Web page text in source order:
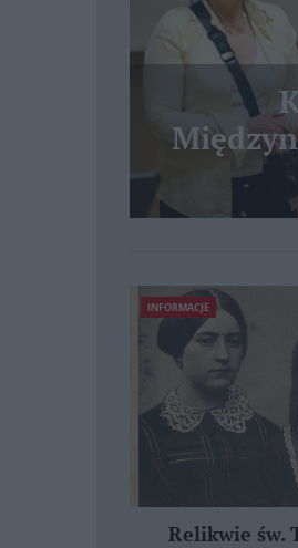
INFORMACJE
Relikwie św.